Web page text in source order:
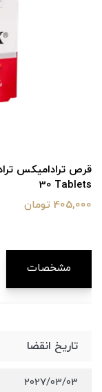
30 Tablets
405,000 تومان
مشخصات
تاریخ انقضا
2027/03/03